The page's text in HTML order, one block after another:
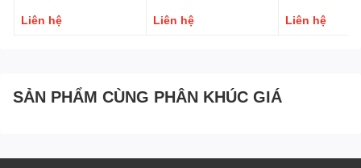
Liên hệ Liên hệ Liên hệ
SẢN PHẨM CÙNG PHÂN KHÚC GIÁ